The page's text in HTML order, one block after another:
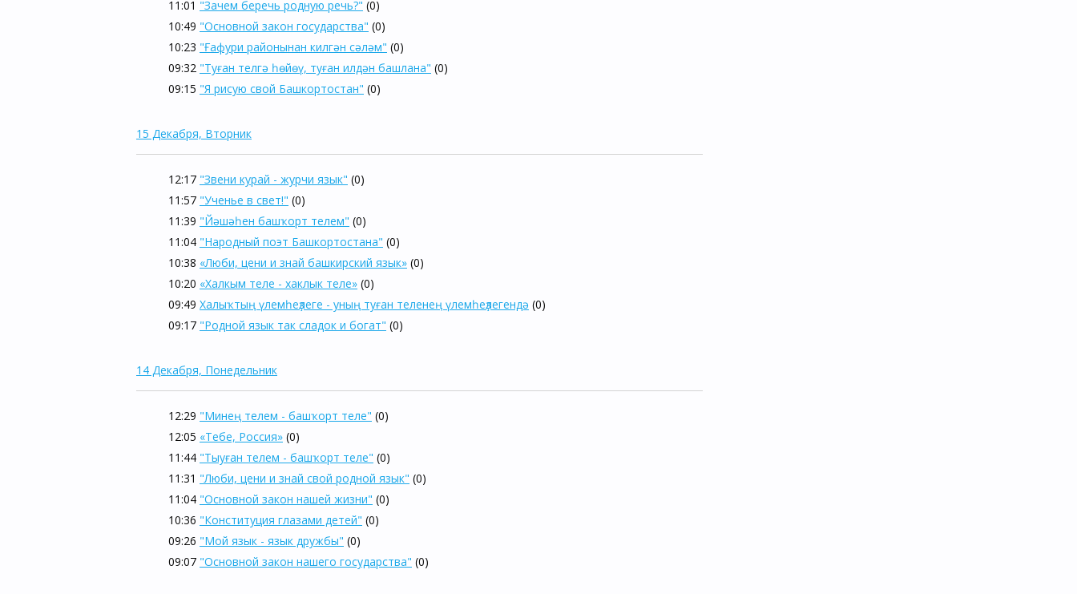
11:01 "Зачем беречь родную речь?" (0)
10:49 "Основной закон государства" (0)
10:23 "Ғафури районынан килгән сәләм" (0)
09:32 "Туған телгә һөйөү, туған илдән башлана" (0)
09:15 "Я рисую свой Башкортостан" (0)
15 Декабря, Вторник
12:17 "Звени курай - журчи язык" (0)
11:57 "Ученье в свет!" (0)
11:39 "Йәшәһен башҡорт телем" (0)
11:04 "Народный поэт Башкортостана" (0)
10:38 «Люби, цени и знай башкирский язык» (0)
10:20 «Халкым теле - хаклык теле» (0)
09:49 Халыҡтың үлемһеҙлеге - уның туған теленең үлемһеҙлегендә (0)
09:17 "Родной язык так сладок и богат" (0)
14 Декабря, Понедельник
12:29 "Минең телем - башҡорт теле" (0)
12:05 «Тебе, Россия» (0)
11:44 "Тыуған телем - башҡорт теле" (0)
11:31 "Люби, цени и знай свой родной язык" (0)
11:04 "Основной закон нашей жизни" (0)
10:36 "Конституция глазами детей" (0)
09:26 "Мой язык - язык дружбы" (0)
09:07 "Основной закон нашего государства" (0)